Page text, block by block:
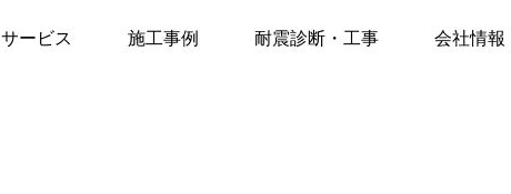
サービス 施工事例 耐震診断・工事 会社情報
名古屋市西区ってどんな所？住み心地は？